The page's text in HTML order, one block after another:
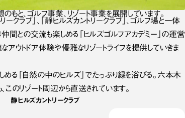
と、ゴルフ事業、リゾート事業を展開しています。
クラブ」、「静ヒルズカントリークラブ」、ゴルフ場と一体
間との交流も楽しめる「ヒルズゴルフアカデミー」の運営
ウトドア体験や優雅なリゾートライフを提供していきま
る「自然の中のヒルズ」でたっぷり緑を浴びる。六本木
のリゾート周辺から直送されています。
静ヒルズカントリークラブ